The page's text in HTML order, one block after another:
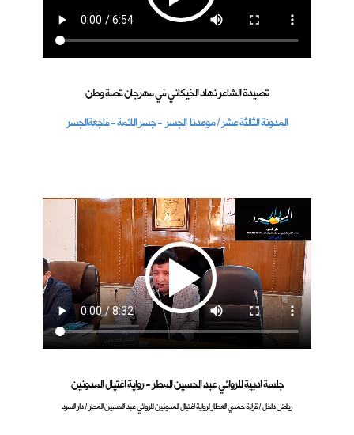
قصيدة الشاعر نهاد الخيكاني في مهرجان قصة وطن
المدونة الثالثة عشر / موعدنا الجسر - جسر الائمة - فاجعةالجسر
جلسة ادبية للروائي عبد الحسين المطر - رواية اغتيال المدونين
رياض داخل / قراءة حمدي العطار لرواية اغتيال المدونين للروائي عبد الحسين المطر / دار السرد